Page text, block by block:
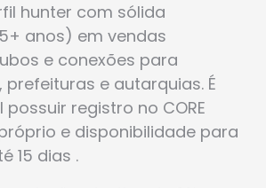
hunter com sólida
anos) em vendas
e conexões para
e autarquias. É
registro no CORE
e disponibilidade para
15 dias .